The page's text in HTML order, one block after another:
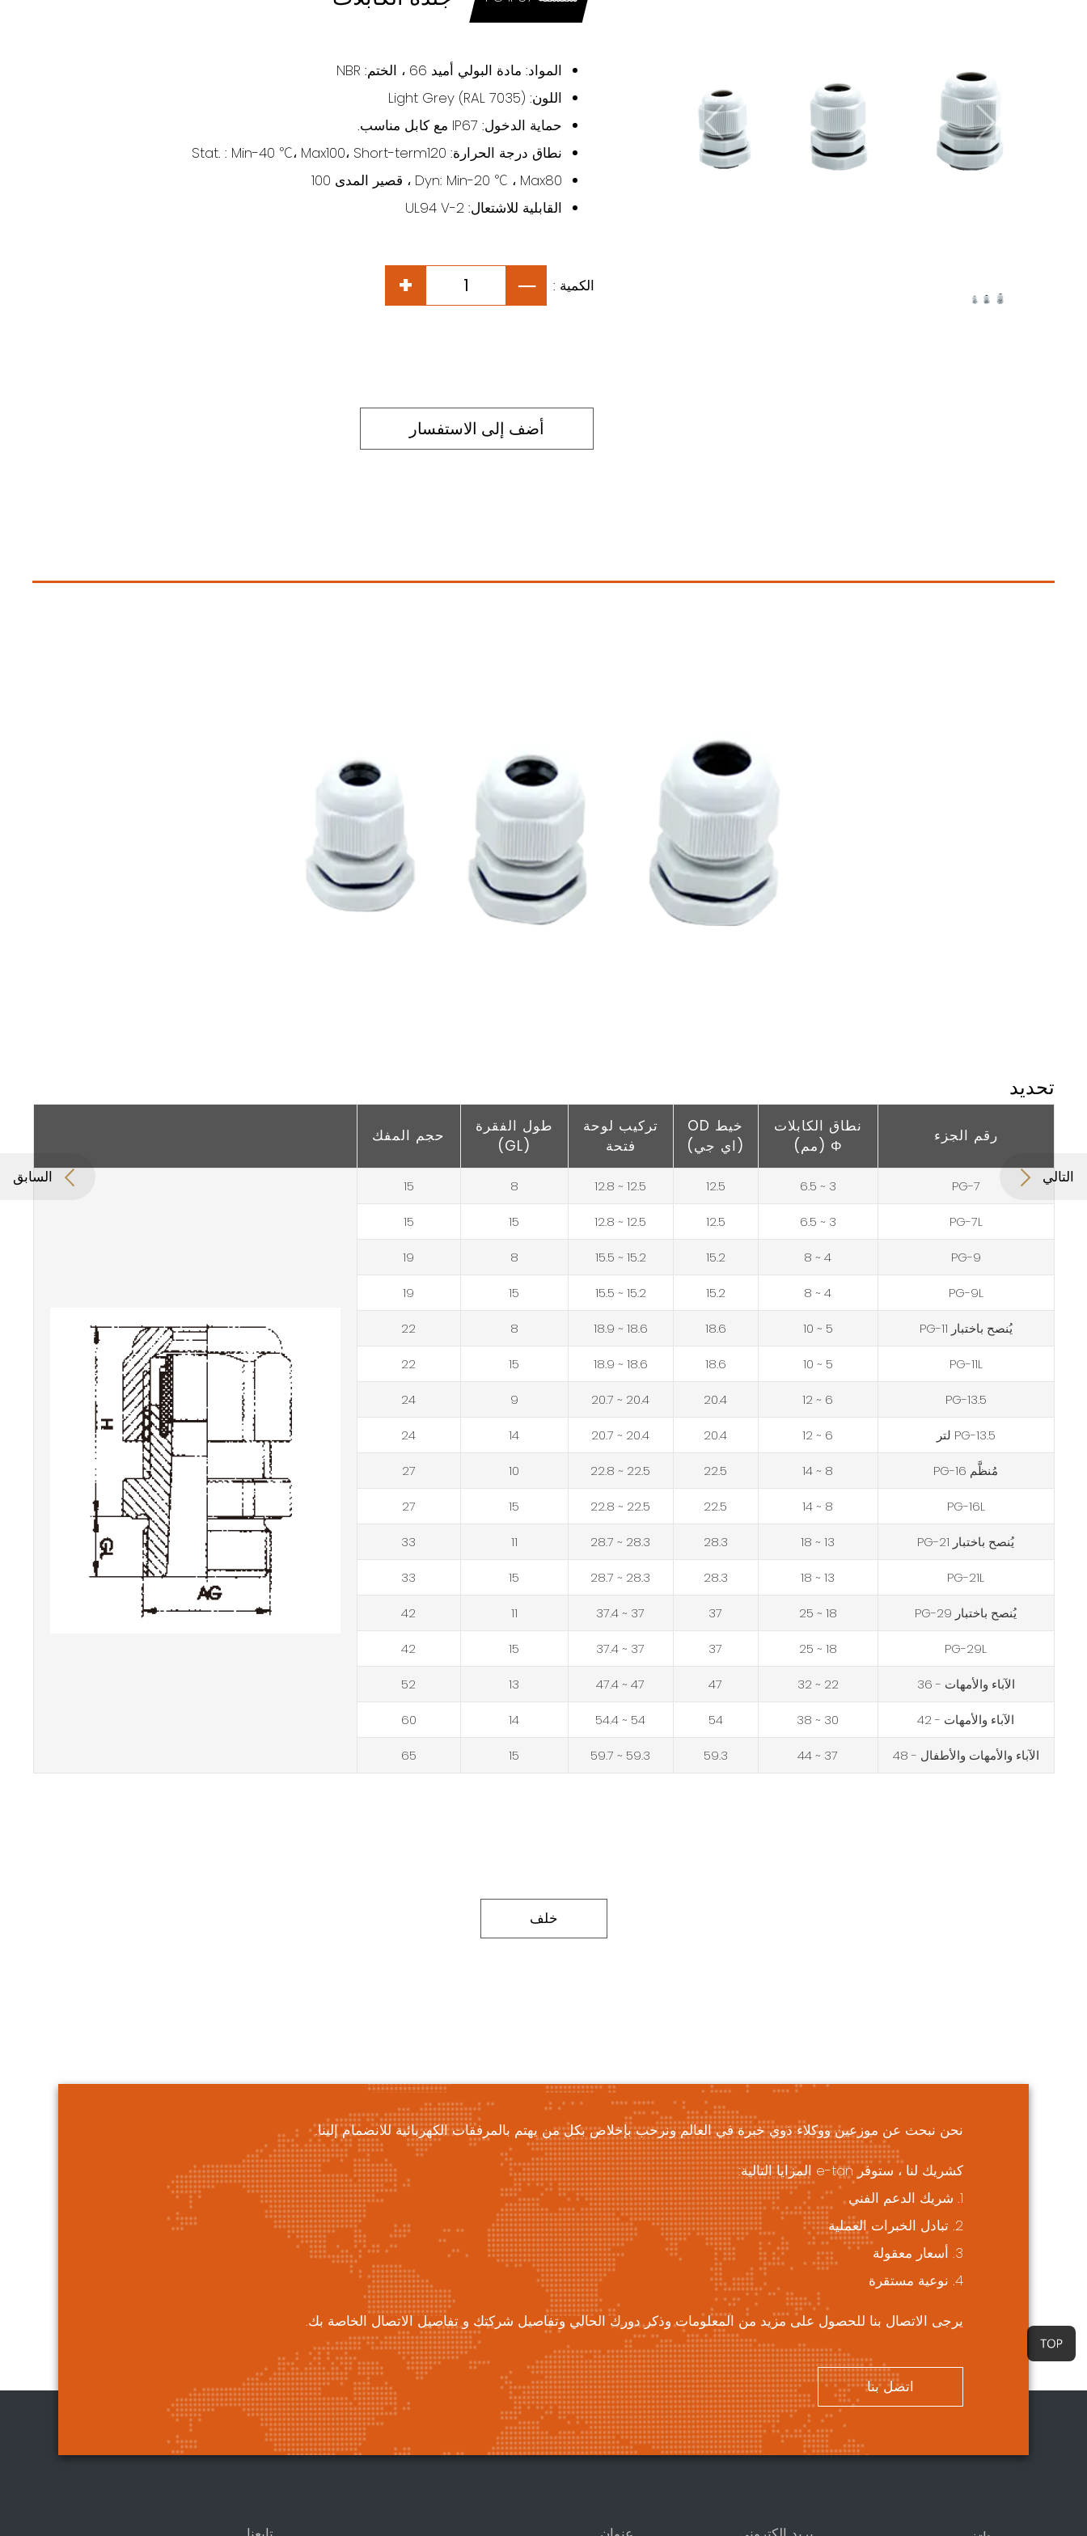
المواد: مادة البولي أميد 66 ، الختم: NBR
اللون: Light Grey (RAL 7035)
حماية الدخول: IP67 مع كابل مناسب.
نطاق درجة الحرارة: Stat. : Min-40 ℃، Max100، Short-term120
Dyn: Min-20 ℃ ، Max80 ، قصير المدى 100
القابلية للاشتعال: UL94 V-2
الكمية :
أضف إلى الاستفسار
السابق التالي
تحديد
رقم الجزء
نطاق الكابلات
Φ (مم)
خيط OD
(اي جي)
تركيب لوحة
فتحة
طول الفقرة
(GL)
حجم المفك
PG-7
3 ~ 6.5
12.5
12.5 ~ 12.8
8
15
PG-7L
3 ~ 6.5
12.5
12.5 ~ 12.8
15
15
PG-9
4 ~ 8
15.2
15.2 ~ 15.5
8
19
PG-9L
4 ~ 8
15.2
15.2 ~ 15.5
15
19
يُنصح باختبار PG-11 5 ~ 10
18.6
18.6 ~ 18.9
8
22
PG-11L
5 ~ 10
18.6
18.6 ~ 18.9
15
22
PG-13.5
6 ~ 12
20.4
20.4 ~ 20.7
9
24
PG-13.5 لتر 6 ~ 12
20.4
20.4 ~ 20.7
14
24
مُنظَّم PG-16 8 ~ 14
22.5
22.5 ~ 22.8
10
27
PG-16L
8 ~ 14
22.5
22.5 ~ 22.8
15
27
يُنصح باختبار PG-21 13 ~ 18
28.3
28.3 ~ 28.7
11
33
PG-21L
13 ~ 18
28.3
28.3 ~ 28.7
15
33
يُنصح باختبار PG-29 18 ~ 25
37
37 ~ 37.4
11
42
PG-29L
18 ~ 25
37
37 ~ 37.4
15
42
الآباء والأمهات - 36 22 ~ 32
47
47 ~ 47.4
13
52
الآباء والأمهات - 42 30 ~ 38
54
54 ~ 54.4
14
60
الآباء والأمهات والأطفال - 48 37 ~ 44
59.3
59.3 ~ 59.7
15
65
خلف
نحن نبحث عن موزعين ووكلاء ذوي خبرة في العالم ونرحب بإخلاص بكل من يهتم بالمرفقات الكهربائية للانضمام إلينا.
كشريك لنا ، ستوفر e-tan المزايا التالية:
1. شريك الدعم الفني
2. تبادل الخبرات العملية
3. أسعار معقولة
4. نوعية مستقرة
يرجى الاتصال بنا للحصول على مزيد من المعلومات وذكر دورك الحالي وتفاصيل شركتك و تفاصيل الاتصال الخاصة بك.
اتصل بنا